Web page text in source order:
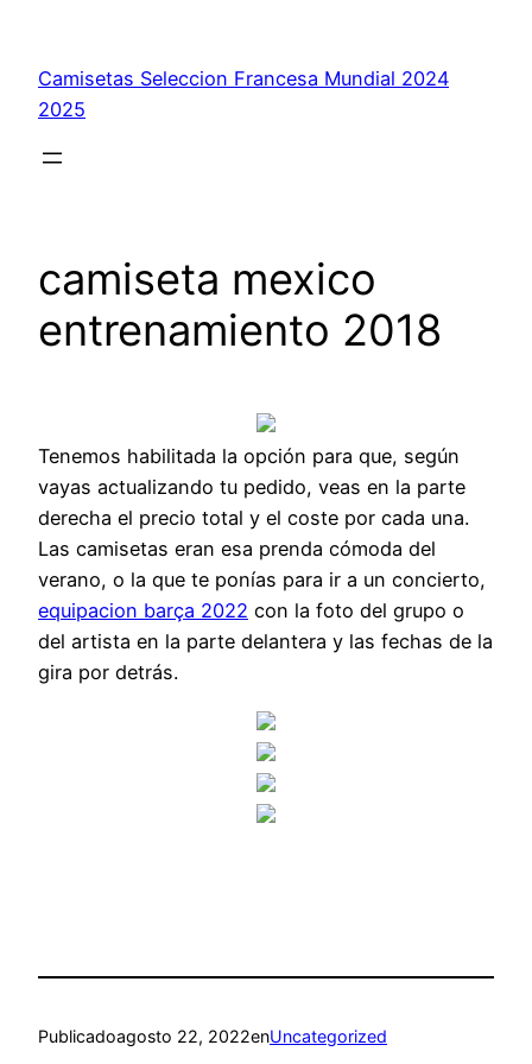
contenido
Camisetas Seleccion Francesa Mundial 2024
2025
camiseta mexico
entrenamiento 2018
Tenemos habilitada la opción para que, según
vayas actualizando tu pedido, veas en la parte
derecha el precio total y el coste por cada una.
Las camisetas eran esa prenda cómoda del
verano, o la que te ponías para ir a un concierto,
equipacion barça 2022 con la foto del grupo o
del artista en la parte delantera y las fechas de la
gira por detrás.
Publicadoagosto 22, 2022enUncategorized